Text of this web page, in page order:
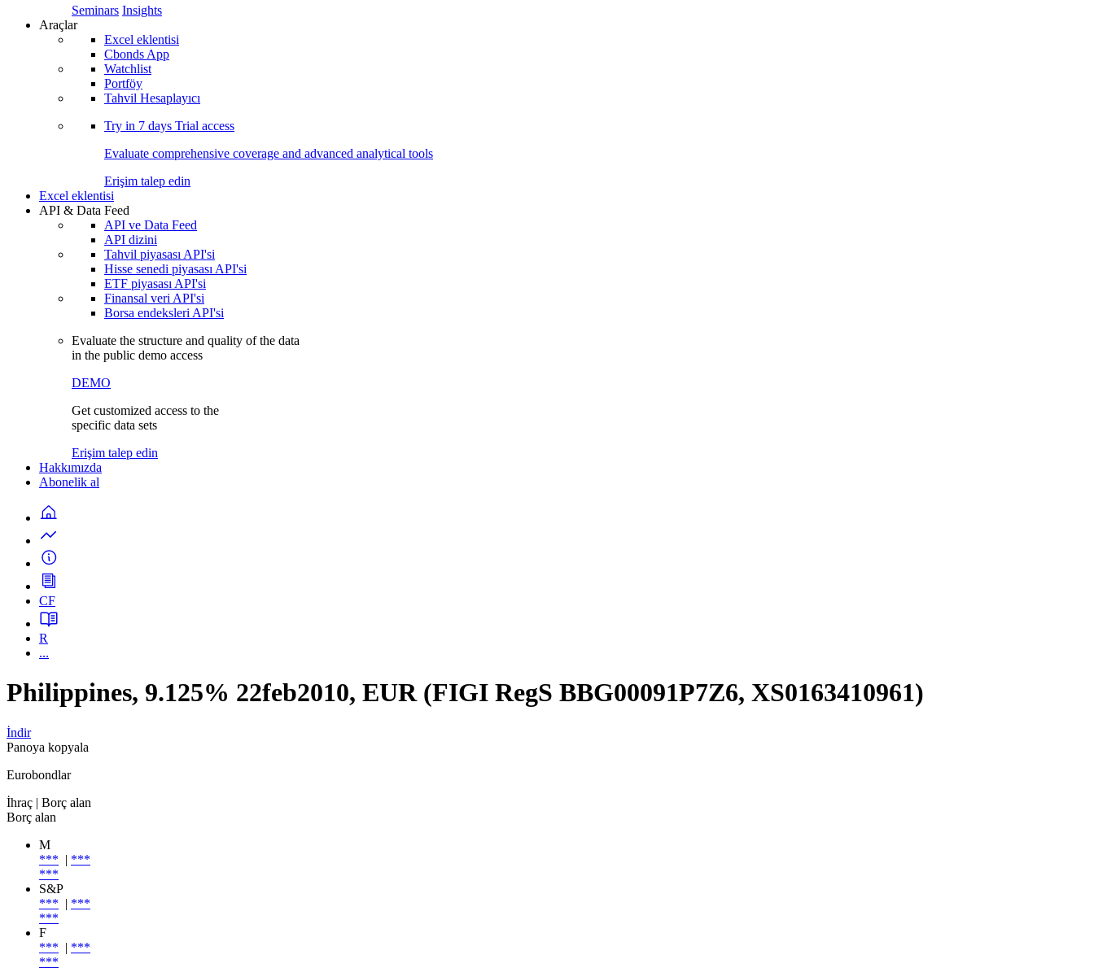
Seminars Insights
Araçlar
Excel eklentisi
Cbonds App
Watchlist
Portföy
Tahvil Hesaplayıcı
Try in 7 days Trial access
Evaluate comprehensive coverage and advanced analytical tools
Erişim talep edin
Excel eklentisi
API & Data Feed
API ve Data Feed
API dizini
Tahvil piyasası API'si
Hisse senedi piyasası API'si
ETF piyasası API'si
Finansal veri API'si
Borsa endeksleri API'si
Evaluate the structure and quality of the data
in the public demo access
DEMO
Get customized access to the
specific data sets
Erişim talep edin
Hakkımızda
Abonelik al
CF
R
...
Philippines, 9.125% 22feb2010, EUR (FIGI RegS BBG00091P7Z6, XS0163410961)
İndir
Panoya kopyala
Eurobondlar
İhraç | Borç alan
Borç alan
M
*** | ***
***
S&P
*** | ***
***
F
*** | ***
***